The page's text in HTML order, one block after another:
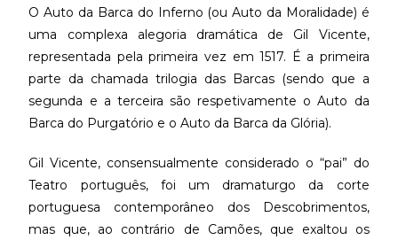
O Auto da Barca do Inferno (ou Auto da Moralidade) é
uma complexa alegoria dramática de Gil Vicente,
representada pela primeira vez em 1517. É a primeira
parte da chamada trilogia das Barcas (sendo que a
segunda e a terceira são respetivamente o Auto da
Barca do Purgatório e o Auto da Barca da Glória).
Gil Vicente, consensualmente considerado o “pai” do
Teatro português, foi um dramaturgo da corte
portuguesa contemporâneo dos Descobrimentos,
mas que, ao contrário de Camões, que exaltou os